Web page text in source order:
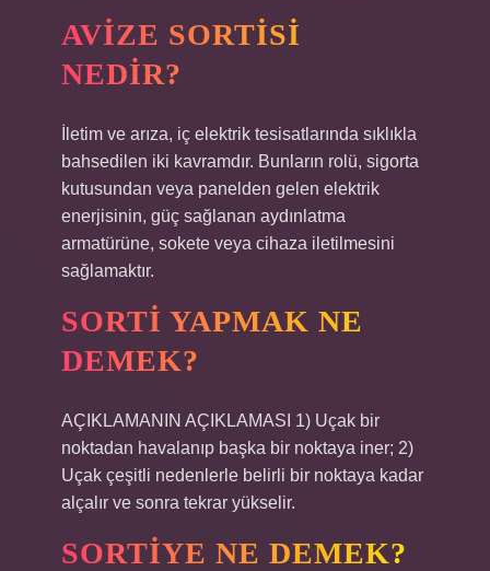
AVIZE SORTISI
NEDIR?
İletim ve arıza, iç elektrik tesisatlarında sıklıkla
bahsedilen iki kavramdır. Bunların rolü, sigorta
kutusundan veya panelden gelen elektrik
enerjisinin, güç sağlanan aydınlatma
armatürüne, sokete veya cihaza iletilmesini
sağlamaktır.
SORTI YAPMAK NE
DEMEK?
AÇIKLAMANIN AÇIKLAMASI 1) Uçak bir
noktadan havalanıp başka bir noktaya iner; 2)
Uçak çeşitli nedenlerle belirli bir noktaya kadar
alçalır ve sonra tekrar yükselir.
SORTIYE NE DEMEK?